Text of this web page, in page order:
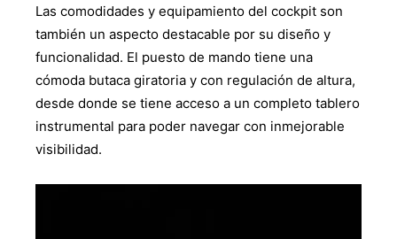
Las comodidades y equipamiento del cockpit son
también un aspecto destacable por su diseño y
funcionalidad. El puesto de mando tiene una
cómoda butaca giratoria y con regulación de altura,
desde donde se tiene acceso a un completo tablero
instrumental para poder navegar con inmejorable
visibilidad.